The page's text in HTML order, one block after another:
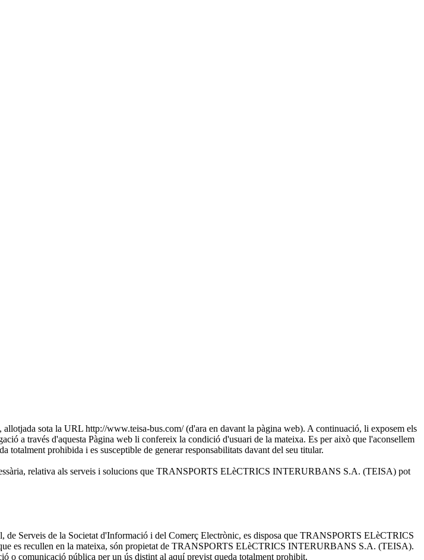
sota la URL http://www.teisa-bus.com/ (d'ara en davant la pàgina web). A continuació, li exposem els
a través d'aquesta Pàgina web li confereix la condició d'usuari de la mateixa. Es per això que l'aconsellem
totalment prohibida i es susceptible de generar responsabilitats davant del seu titular.
relativa als serveis i solucions que TRANSPORTS ELèCTRICS INTERURBANS S.A. (TEISA) pot
Serveis de la Societat d'Informació i del Comerç Electrònic, es disposa que TRANSPORTS ELèCTRICS
es recullen en la mateixa, són propietat de TRANSPORTS ELèCTRICS INTERURBANS S.A. (TEISA).
o comunicació pública per un ús distint al aquí previst queda totalment prohibit.